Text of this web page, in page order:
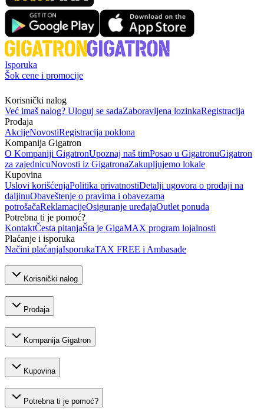
Isporuka
Šok cene i promocije
Korisnički nalog
Već imaš nalog? Uloguj se sadaZaboravljena lozinkaRegistracija
Prodaja
AkcijeNovostiRegistracija poklona
Kompanija Gigatron
O Kompaniji GigatronUpoznaj naš timPosao u GigatronuGigatron
za zajednicuNovosti iz GigatronaZakupljujemo lokale
Kupovina
Uslovi korišćenjaPolitika privatnostiDetalji ugovora o prodaji na
daljinuObaveštenje o pravima i obavezama
potrošačaReklamacijeOsiguranje uređajaOutlet ponuda
Potrebna ti je pomoć?
KontaktČesta pitanjaŠta je GigaMAX program lojalnosti
Plaćanje i isporuka
Načini plaćanjaIsporukaTAX FREE i Ambasade
Korisnički nalog
Prodaja
Kompanija Gigatron
Kupovina
Potrebna ti je pomoć?